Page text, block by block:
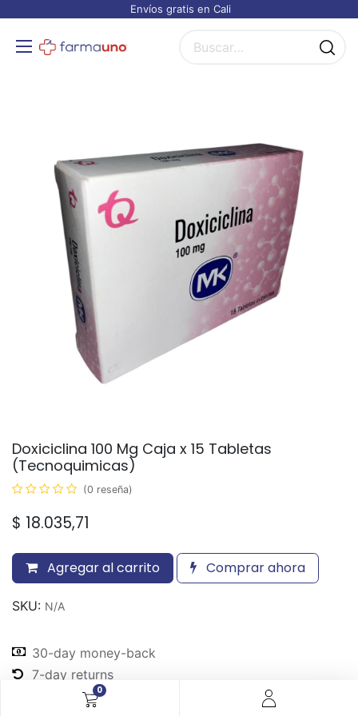
0
Envíos gratis en Cali
Doxiciclina 100 Mg Caja x 15 Tabletas
(Tecnoquimicas)
(0 reseña)
$ 18.035,71
Agregar al carrito Comprar ahora
SKU: N/A
30-day money-back
7-day returns
Shipping: 2-3 Days